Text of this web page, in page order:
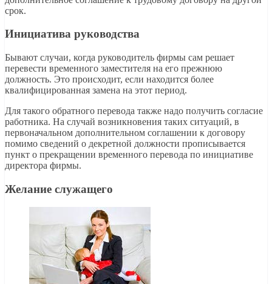
срок.
Инициатива руководства
Бывают случаи, когда руководитель фирмы сам решает
перевести временного заместителя на его прежнюю
должность. Это происходит, если находится более
квалифицированная замена на этот период.
Для такого обратного перевода также надо получить согласие
работника. На случай возникновения таких ситуаций, в
первоначальном дополнительном соглашении к договору
помимо сведений о декретной должности прописывается
пункт о прекращении временного перевода по инициативе
директора фирмы.
Желание служащего